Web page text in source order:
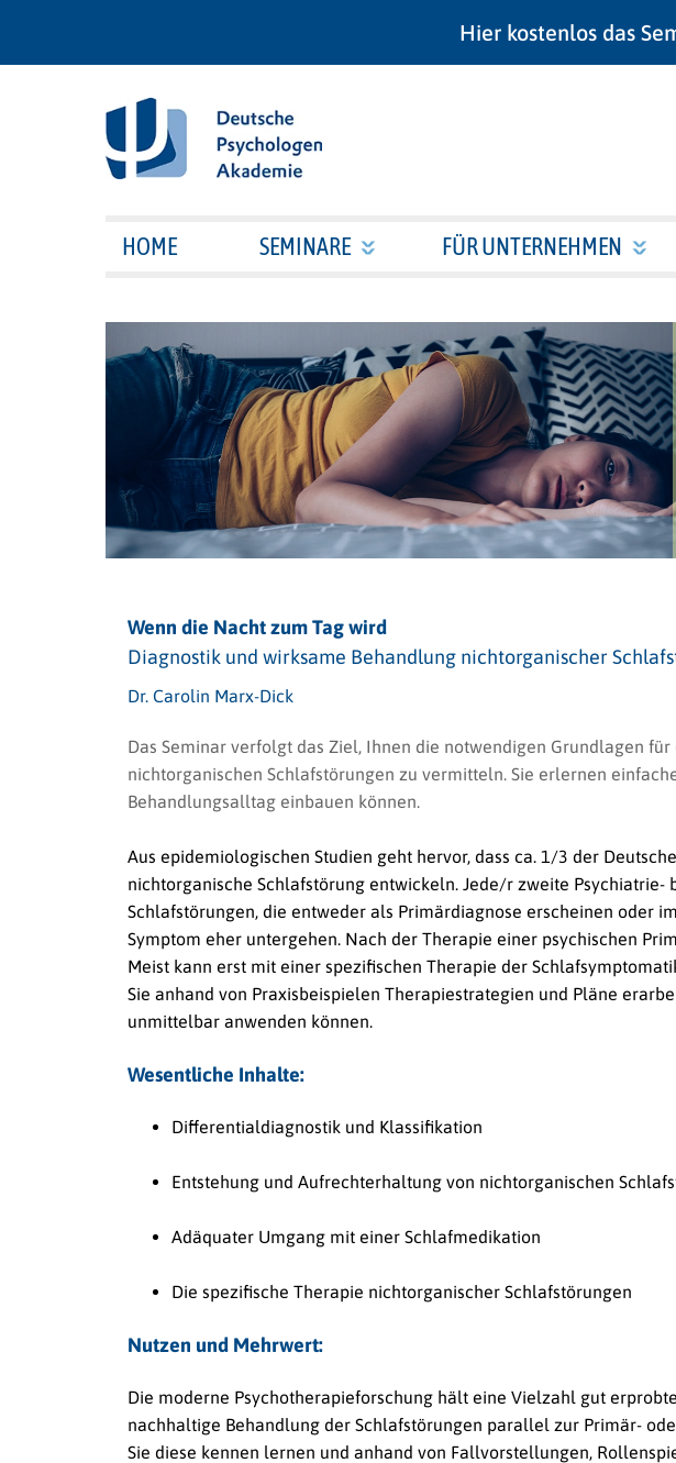
Hier kostenlos das
HOME SEMINARE FÜR UNTERNEHMEN
Wenn die Nacht zum Tag wird
Diagnostik und wirksame Behandlung nichtorganischer
Dr. Carolin Marx-Dick
Das Seminar verfolgt das Ziel, Ihnen die notwendigen Grundlagen
nichtorganischen Schlafstörungen zu vermitteln. Sie erlernen
Behandlungsalltag einbauen können.
Aus epidemiologischen Studien geht hervor, dass ca. 1/3 der
nichtorganische Schlafstörung entwickeln. Jede/r zweite
Schlafstörungen, die entweder als Primärdiagnose erscheinen oder
Symptom eher untergehen. Nach der Therapie einer psychischen
Meist kann erst mit einer spezifischen Therapie der
Sie anhand von Praxisbeispielen Therapiestrategien und Pläne
unmittelbar anwenden können.
Wesentliche Inhalte:
Differentialdiagnostik und Klassifikation
Entstehung und Aufrechterhaltung von nichtorganischen
Adäquater Umgang mit einer Schlafmedikation
Die spezifische Therapie nichtorganischer Schlafstörungen
Nutzen und Mehrwert:
Die moderne Psychotherapieforschung hält eine Vielzahl gut
nachhaltige Behandlung der Schlafstörungen parallel zur Primär-
Sie diese kennen lernen und anhand von Fallvorstellungen,